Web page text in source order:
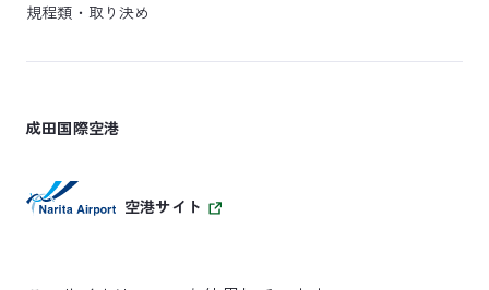
規程類・取り決め
成田国際空港
空港サイト